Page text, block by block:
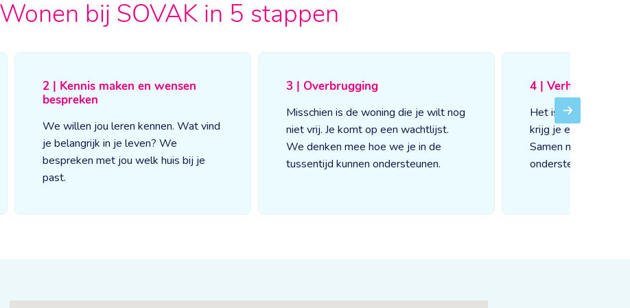
Wonen bij SOVAK in 5 stappen
2 | Kennis maken en wensen
bespreken
We willen jou leren kennen. Wat vind
je belangrijk in je leven? We
bespreken met jou welk huis bij je
past.
3 | Overbrugging
Misschien is de woning die je wilt nog
niet vrij. Je komt op een wachtlijst.
We denken mee hoe we je in de
tussentijd kunnen ondersteunen.
4 | Verhuizen
Het is zover! Als je
krijg je een
Samen maken jullie
ondersteuning.
Next